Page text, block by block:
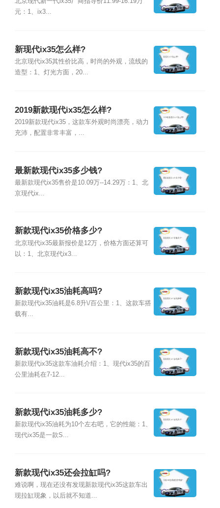
元：1、ix3...
新现代ix35怎么样?
北京现代ix35其性价比高，时尚的外观，流线的
造型：1、灯光方面，20...
2019新款现代ix35怎么样?
2019新款现代ix35，这款车外观时尚漂亮，动力
充沛，配置非常丰富，...
最新款现代ix35多少钱?
最新款现代ix35售价是10.09万--14.29万：1、北
京现代ix...
新款现代ix35价格多少?
北京现代ix35最新报价是12万，价格方面还算可
以：1、北京现代ix3...
新款现代ix35油耗高吗?
新款现代ix35油耗是6.8升\/百公里：1、这款车搭
载有...
新款现代ix35油耗高不?
新款现代ix35这款车油耗介绍：1、现代ix35的百
公里油耗在7-12...
新款现代ix35油耗多少?
新款现代ix35油耗为10个左右吧，它的性能：1、
现代ix35是一款S...
新款现代ix35还会拉缸吗?
难说啊，现在还没有发现新款现代ix35这款车出
现拉缸现象，以后就不知道...